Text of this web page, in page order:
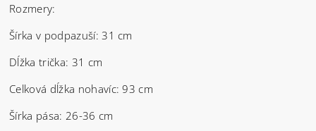
Rozmery:
Šírka v podpazuší: 31 cm
Dĺžka trička: 31 cm
Celková dĺžka nohavíc: 93 cm
Šírka pása: 26-36 cm